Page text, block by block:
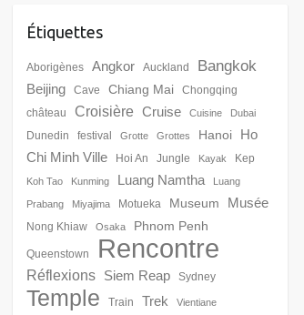
Étiquettes
Aborigènes Angkor Auckland Bangkok
Beijing Cave Chiang Mai
Chongqing
château
Croisière Cruise Cuisine Dubai
Dunedin festival Grotte Grottes Hanoi
Ho
Chi Minh Ville
Hoi An Jungle Kayak Kep
Koh Tao Kunming Luang Namtha Luang
Prabang Miyajima Motueka Museum Musée
Nong Khiaw Osaka Phnom Penh
Queenstown Rencontre
Réflexions Siem Reap Sydney
Temple Train Trek Vientiane